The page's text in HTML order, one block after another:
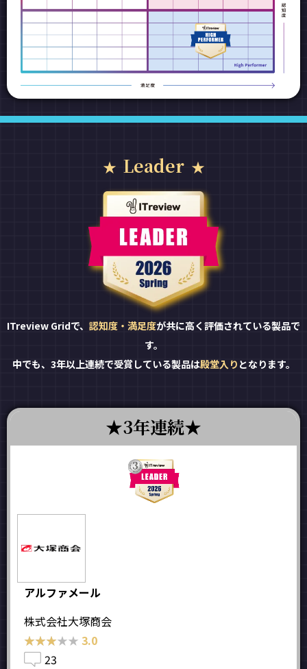
Leader
ITreview Gridで、 認知度・満足度が共に高く評価されている製品で
す。
中でも、3年以上連続で受賞している製品は殿堂入り となります。
3年連続
アルファメール
株式会社大塚商会
★★★★★
★★★★★ 3.0
23